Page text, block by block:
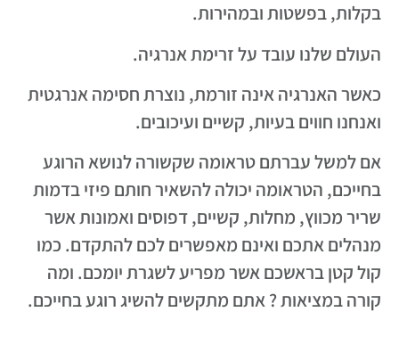
בקלות, בפשטות ובמהירות.
העולם שלנו עובד על זרימת אנרגיה.
כאשר האנרגיה אינה זורמת, נוצרת חסימה אנרגטית
ואנחנו חווים בעיות, קשיים ועיכובים.
אם למשל עברתם טראומה שקשורה לנושא הרוגע
בחייכם, הטראומה יכולה להשאיר חותם פיזי בדמות
שריר מכווץ, מחלות, קשיים, דפוסים ואמונות אשר
מנהלים אתכם ואינם מאפשרים לכם להתקדם. כמו
קול קטן בראשכם אשר מפריע לשגרת יומכם. ומה
קורה במציאות ? אתם מתקשים להשיג רוגע בחייכם.